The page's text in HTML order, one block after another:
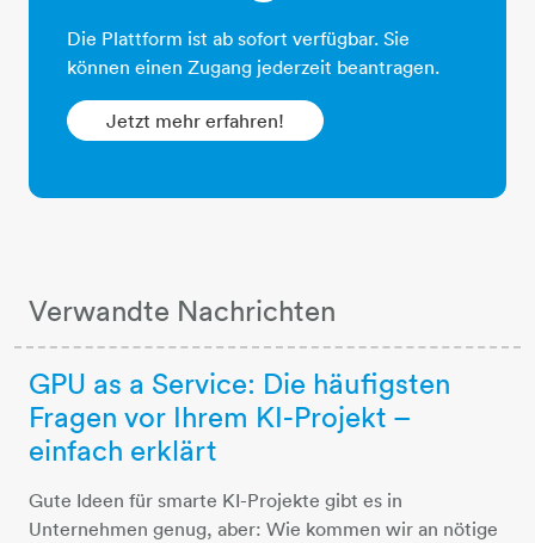
Die Plattform ist ab sofort verfügbar. Sie
können einen Zugang jederzeit beantragen.
Jetzt mehr erfahren!
Verwandte Nachrichten
GPU as a Service: Die häufigsten
Fragen vor Ihrem KI-Projekt –
einfach erklärt
Gute Ideen für smarte KI-Projekte gibt es in
Unternehmen genug, aber: Wie kommen wir an nötige